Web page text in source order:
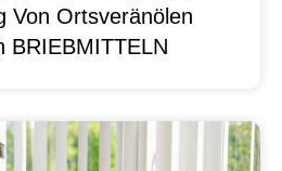
Von Ortsveränölen
BRIEBMITTELN